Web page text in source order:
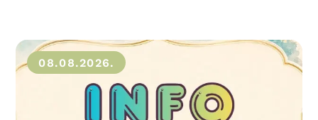
08.08.2026.